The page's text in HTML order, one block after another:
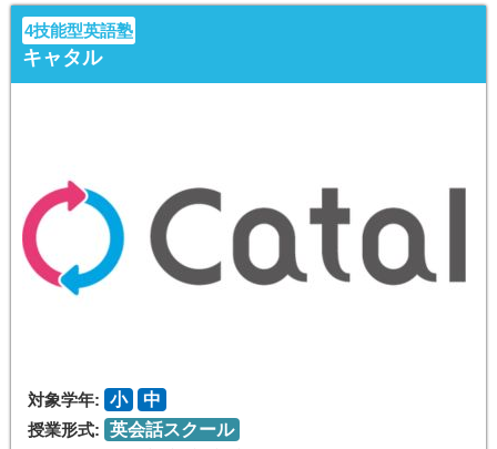
4技能型英語塾
キャタル
対象学年: 小
中
授業形式: 英会話スクール